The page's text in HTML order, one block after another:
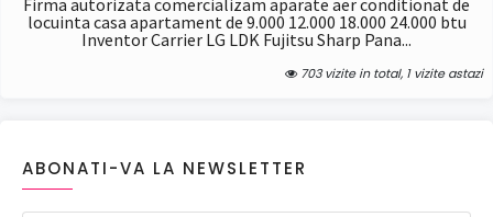
Firma autorizata comercializam aparate aer conditionat de
locuinta casa apartament de 9.000 12.000 18.000 24.000 btu
Inventor Carrier LG LDK Fujitsu Sharp Pana...
703 vizite in total, 1 vizite astazi
ABONATI-VA LA NEWSLETTER